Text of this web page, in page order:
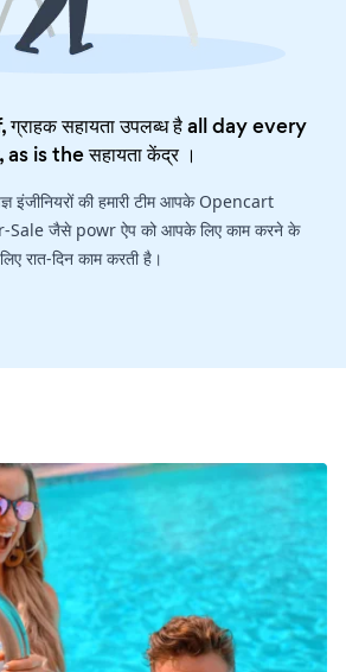
सहायता उपलब्ध है all day every
as is theसहायता केंद्र।
इंजीनियरों की हमारी टीम आपके Opencart
जैसे powr ऐप को आपके लिए काम करने के
लिए रात-दिन काम करती है।